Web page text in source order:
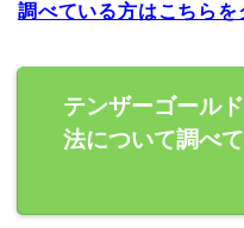
調べている方はこちらを
テンザーゴール
法について調べ